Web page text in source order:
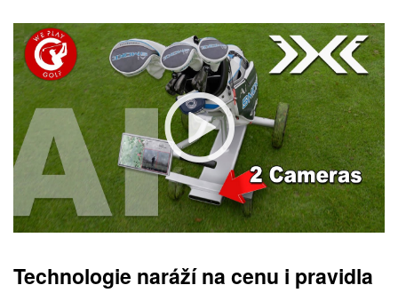
Technologie naráží na cenu i pravidla